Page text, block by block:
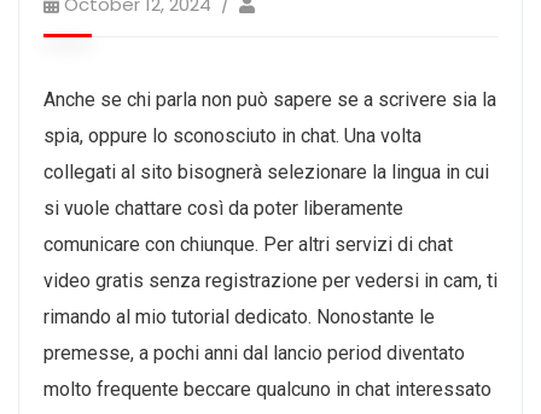
Anche se chi parla non può sapere se a scrivere sia la
spia, oppure lo sconosciuto in chat. Una volta
collegati al sito bisognerà selezionare la lingua in cui
si vuole chattare così da poter liberamente
comunicare con chiunque. Per altri servizi di chat
video gratis senza registrazione per vedersi in cam, ti
rimando al mio tutorial dedicato. Nonostante le
premesse, a pochi anni dal lancio period diventato
molto frequente beccare qualcuno in chat interessato